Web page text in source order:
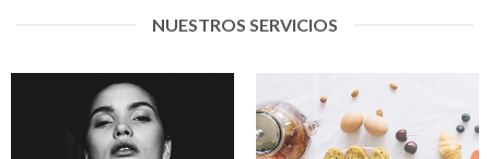
NUESTROS SERVICIOS